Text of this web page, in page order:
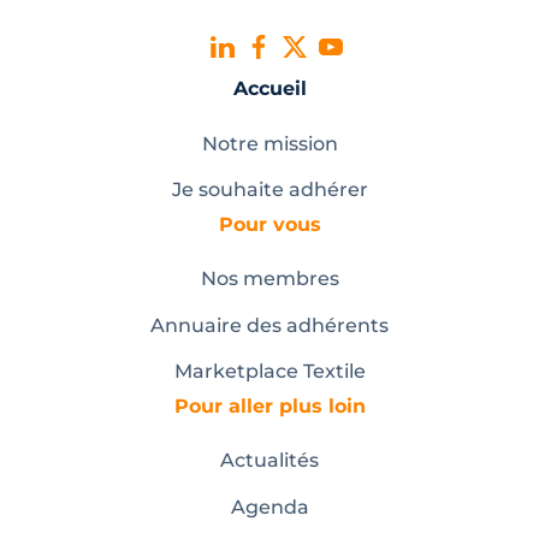
Accueil
Notre mission
Je souhaite adhérer
Pour vous
Nos membres
Annuaire des adhérents
Marketplace Textile
Pour aller plus loin
Actualités
Agenda